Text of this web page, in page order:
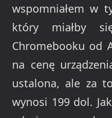
wspomniałem w
który miałby
Chromebooku od
na cenę
ustalona, ale za
wynosi 199 dol.